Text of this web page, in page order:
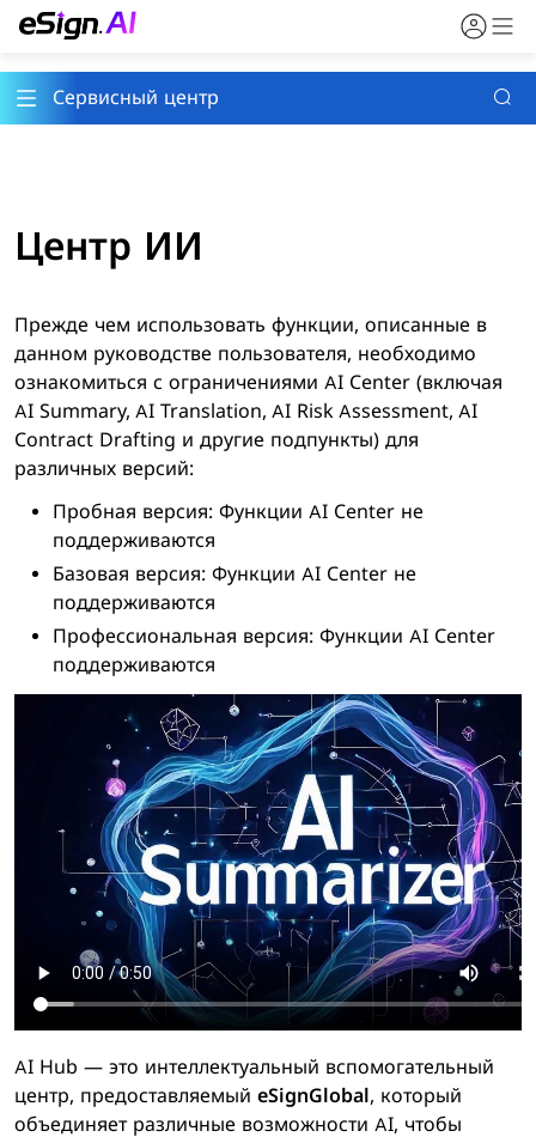
Сервисный центр
Центр ИИ
Прежде чем использовать функции, описанные в
данном руководстве пользователя, необходимо
ознакомиться с ограничениями AI Center (включая
AI Summary, AI Translation, AI Risk Assessment, AI
Contract Drafting и другие подпункты) для
различных версий:
Пробная версия: Функции AI Center не
поддерживаются
Базовая версия: Функции AI Center не
поддерживаются
Профессиональная версия: Функции AI Center
поддерживаются
AI Hub — это интеллектуальный вспомогательный
центр, предоставляемый eSignGlobal , который
объединяет различные возможности AI, чтобы